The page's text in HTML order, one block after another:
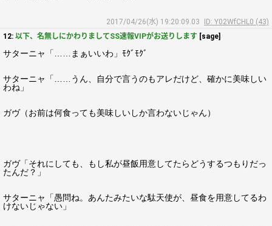
2017/04/26(水) 19:20:09.03
ID: Y02WfCHL0 (43)
12: 以下、名無しにかわりましてSS速報VIPがお送りします [sage]
サターニャ「……まぁいいわ」ﾓｸﾞﾓｸﾞ
サターニャ「……うん、自分で言うのもアレだけど、確かに美味しい
わね」
ガヴ（お前は何食っても美味しいしか言わないじゃん）
ガヴ「それにしても、もし私が昼飯用意してたらどうするつもりだっ
たんだ？」
サターニャ「愚問ね。あんたみたいな駄天使が、昼食を用意してるわ
けないじゃない」